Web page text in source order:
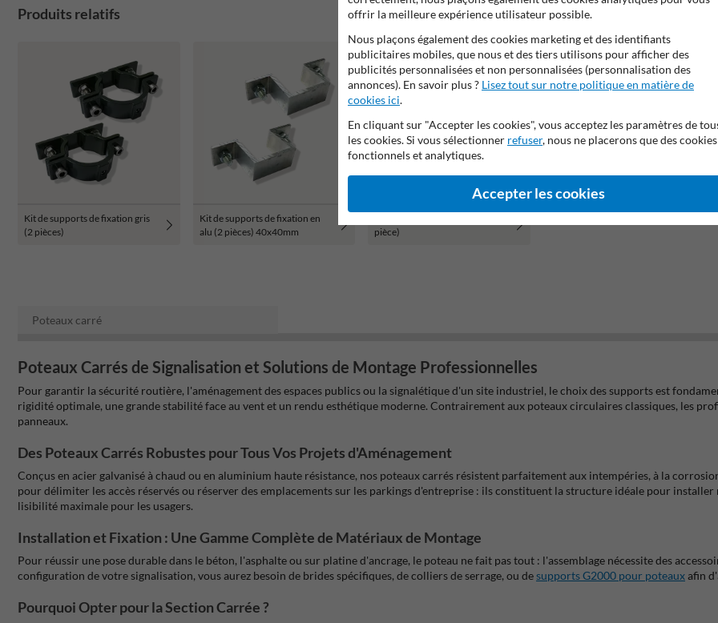
Produits relatifs
Kit de supports de fixation gris
(2 pièces)
Kit de supports de fixation en
alu (2 pièces) 40x40mm
pièce)
Poteaux carré
Poteaux Carrés de Signalisation et Solutions de Montage Professionnelles
Pour garantir la sécurité routière, l'aménagement des espaces publics ou la signalétique d'un site industriel, le choix des supports est
rigidité optimale, une grande stabilité face au vent et un rendu esthétique moderne. Contrairement aux poteaux circulaires classiques, les
panneaux.
Des Poteaux Carrés Robustes pour Tous Vos Projets d'Aménagement
Conçus en acier galvanisé à chaud ou en aluminium haute résistance, nos poteaux carrés résistent parfaitement aux intempéries, à la
pour délimiter les accès réservés ou réserver des emplacements sur les parkings d'entreprise : ils constituent la structure idéale pour installer
lisibilité maximale pour les usagers.
Installation et Fixation : Une Gamme Complète de Matériaux de Montage
Pour réussir une pose durable dans le béton, l'asphalte ou sur platine d'ancrage, le poteau ne fait pas tout : l'assemblage nécessite des
configuration de votre signalisation, vous aurez besoin de brides spécifiques, de colliers de serrage, ou desupports G2000 pour poteauxafin
Pourquoi Opter pour la Section Carrée ?
offrir la meilleure expérience utilisateur possible.
Nous plaçons également des cookies marketing et des identifiants
publicitaires mobiles, que nous et des tiers utilisons pour afficher des
publicités personnalisées et non personnalisées (personnalisation des
annonces). En savoir plus ? Lisez tout sur notre politique en matière de
cookies ici.
En cliquant sur "Accepter les cookies", vous acceptez les paramètres de
les cookies. Si vous sélectionner refuser, nous ne placerons que des cookies
fonctionnels et analytiques.
Accepter les cookies